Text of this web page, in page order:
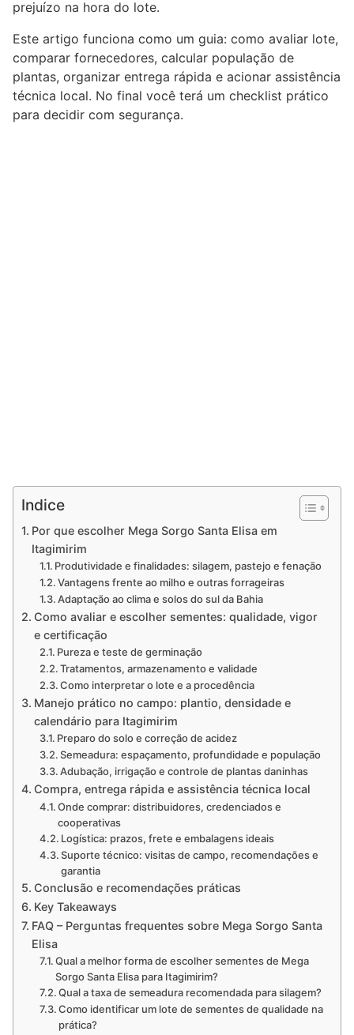
prejuízo na hora do lote.
Este artigo funciona como um guia: como avaliar lote,
comparar fornecedores, calcular população de
plantas, organizar entrega rápida e acionar assistência
técnica local. No final você terá um checklist prático
para decidir com segurança.
Indice
Por que escolher Mega Sorgo Santa Elisa em
Itagimirim
Produtividade e finalidades: silagem, pastejo e fenação
Vantagens frente ao milho e outras forrageiras
Adaptação ao clima e solos do sul da Bahia
Como avaliar e escolher sementes: qualidade, vigor
e certificação
Pureza e teste de germinação
Tratamentos, armazenamento e validade
Como interpretar o lote e a procedência
Manejo prático no campo: plantio, densidade e
calendário para Itagimirim
Preparo do solo e correção de acidez
Semeadura: espaçamento, profundidade e população
Adubação, irrigação e controle de plantas daninhas
Compra, entrega rápida e assistência técnica local
Onde comprar: distribuidores, credenciados e
cooperativas
Logística: prazos, frete e embalagens ideais
Suporte técnico: visitas de campo, recomendações e
garantia
Conclusão e recomendações práticas
Key Takeaways
FAQ – Perguntas frequentes sobre Mega Sorgo Santa
Elisa
Qual a melhor forma de escolher sementes de Mega
Sorgo Santa Elisa para Itagimirim?
Qual a taxa de semeadura recomendada para silagem?
Como identificar um lote de sementes de qualidade na
prática?